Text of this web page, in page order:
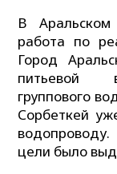
В Аральском
работа по
Город
питьевой
группового
Сорбеткей
цели было